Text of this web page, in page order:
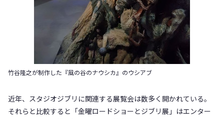
竹谷隆之が制作した『風の谷のナウシカ』のウシアブ
近年、スタジオジブリに関連する展覧会は数多く開かれている。
それらと比較すると「金曜ロードショーとジブリ展」はエンター